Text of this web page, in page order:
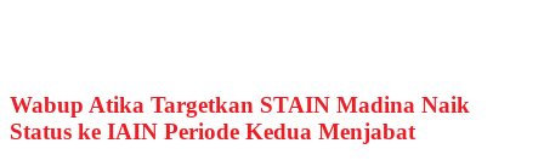
Wabup Atika Targetkan STAIN Madina Naik
Status ke IAIN Periode Kedua Menjabat